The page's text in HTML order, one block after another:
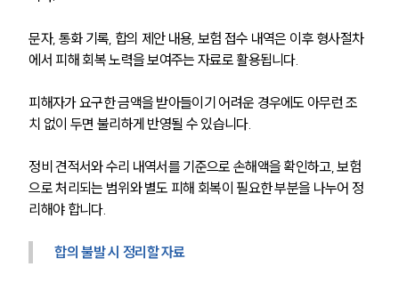
문자, 통화 기록, 합의 제안 내용, 보험 접수 내역은 이후 형사절차
에서 피해 회복 노력을 보여주는 자료로 활용됩니다.
피해자가 요구한 금액을 받아들이기 어려운 경우에도 아무런 조
치 없이 두면 불리하게 반영될 수 있습니다.
정비 견적서와 수리 내역서를 기준으로 손해액을 확인하고, 보험
으로 처리되는 범위와 별도 피해 회복이 필요한 부분을 나누어 정
리해야 합니다.
합의 불발 시 정리할 자료